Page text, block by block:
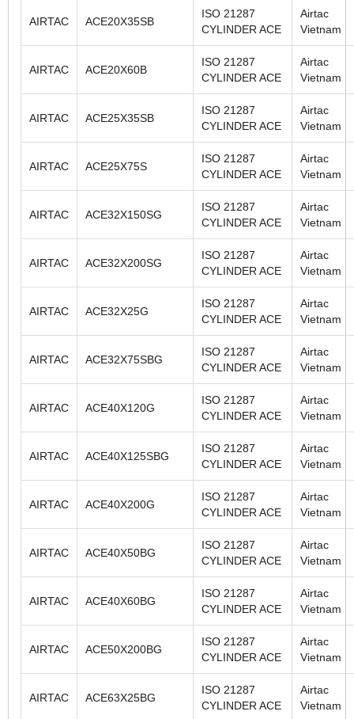
AIRTAC ACE20X35SB
ISO 21287
CYLINDER ACE
Airtac
Vietnam
AIRTAC ACE20X60B
ISO 21287
CYLINDER ACE
Airtac
Vietnam
AIRTAC ACE25X35SB
ISO 21287
CYLINDER ACE
Airtac
Vietnam
AIRTAC ACE25X75S
ISO 21287
CYLINDER ACE
Airtac
Vietnam
AIRTAC ACE32X150SG
ISO 21287
CYLINDER ACE
Airtac
Vietnam
AIRTAC ACE32X200SG
ISO 21287
CYLINDER ACE
Airtac
Vietnam
AIRTAC ACE32X25G
ISO 21287
CYLINDER ACE
Airtac
Vietnam
AIRTAC ACE32X75SBG
ISO 21287
CYLINDER ACE
Airtac
Vietnam
AIRTAC ACE40X120G
ISO 21287
CYLINDER ACE
Airtac
Vietnam
AIRTAC ACE40X125SBG
ISO 21287
CYLINDER ACE
Airtac
Vietnam
AIRTAC ACE40X200G
ISO 21287
CYLINDER ACE
Airtac
Vietnam
AIRTAC ACE40X50BG
ISO 21287
CYLINDER ACE
Airtac
Vietnam
AIRTAC ACE40X60BG
ISO 21287
CYLINDER ACE
Airtac
Vietnam
AIRTAC ACE50X200BG
ISO 21287
CYLINDER ACE
Airtac
Vietnam
AIRTAC ACE63X25BG
ISO 21287
CYLINDER ACE
Airtac
Vietnam